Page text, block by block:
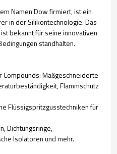
Namen Dow firmiert, ist ein
in der Silikontechnologie. Das
bekannt für seine innovativen
standhalten.
Maßgeschneiderte
Flammschutz
Flüssigspritzgusstechniken für
Dichtungsringe,
Isolatoren und mehr.